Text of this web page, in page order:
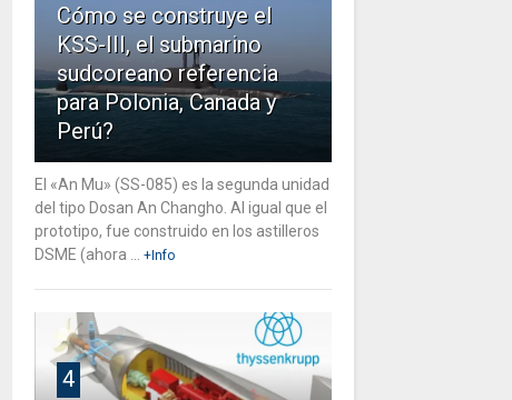
Cómo se construye el
KSS-III, el submarino
sudcoreano referencia
para Polonia, Canada y
Perú?
El «An Mu» (SS-085) es la segunda unidad
del tipo Dosan An Changho. Al igual que el
prototipo, fue construido en los astilleros
DSME (ahora ...
+Info
4